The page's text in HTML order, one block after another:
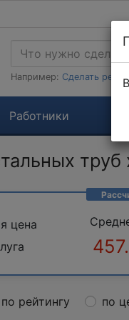
Например: Сделать
Работники
труб
цена
по рейтингу по